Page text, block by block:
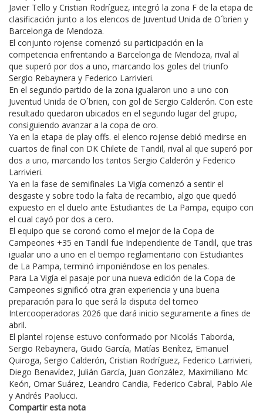
Javier Tello y Cristian Rodríguez, integró la zona F de la etapa de
clasificación junto a los elencos de Juventud Unida de O´brien y
Barcelonga de Mendoza.
El conjunto rojense comenzó su participación en la
competencia enfrentando a Barcelonga de Mendoza, rival al
que superó por dos a uno, marcando los goles del triunfo
Sergio Rebaynera y Federico Larrivieri.
En el segundo partido de la zona igualaron uno a uno con
Juventud Unida de O´brien, con gol de Sergio Calderón. Con este
resultado quedaron ubicados en el segundo lugar del grupo,
consiguiendo avanzar a la copa de oro.
Ya en la etapa de play offs. el elenco rojense debió medirse en
cuartos de final con DK Chilete de Tandil, rival al que superó por
dos a uno, marcando los tantos Sergio Calderón y Federico
Larrivieri.
Ya en la fase de semifinales La Vigía comenzó a sentir el
desgaste y sobre todo la falta de recambio, algo que quedó
expuesto en el duelo ante Estudiantes de La Pampa, equipo con
el cual cayó por dos a cero.
El equipo que se coronó como el mejor de la Copa de
Campeones +35 en Tandil fue Independiente de Tandil, que tras
igualar uno a uno en el tiempo reglamentario con Estudiantes
de La Pampa, terminó imponiéndose en los penales.
Para La Vigía el pasaje por una nueva edición de la Copa de
Campeones significó otra gran experiencia y una buena
preparación para lo que será la disputa del torneo
Intercooperadoras 2026 que dará inicio seguramente a fines de
abril.
El plantel rojense estuvo conformado por Nicolás Taborda,
Sergio Rebaynera, Guido García, Matías Benítez, Emanuel
Quiroga, Sergio Calderón, Cristian Rodríguez, Federico Larrivieri,
Diego Benavídez, Julián García, Juan González, Maximiliano Mc
Keón, Omar Suárez, Leandro Candia, Federico Cabral, Pablo Ale
y Andrés Paolucci.
Compartir esta nota